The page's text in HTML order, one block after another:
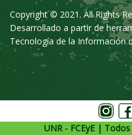
Copyright © 2021. All Rights
Desarrollado a partir de
Tecnología de la Información
UNR - FCEyE |